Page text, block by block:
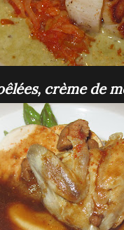
crème de